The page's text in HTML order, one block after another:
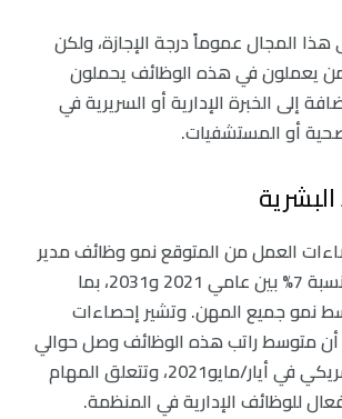
هذا المجال عموماً درجة الإجازة، ولكن
يعملون في هذه الوظائف يحملون
إلى الخبرة الإدارية أو السريرية في
أو المستشفيات.
العمل من المتوقع نمو وظائف مدير
الموارد البشرية بنسبة 7% بين عامي 2021 و2031، بما
نمو جميع المهن. وتشير إحصاءات
متوسط راتب هذه الوظائف وصل حوالي
126,230 دولار أمريكي في أيار/مايو2021، وتتعلق المهام
للوظائف الإدارية في المنظمة.